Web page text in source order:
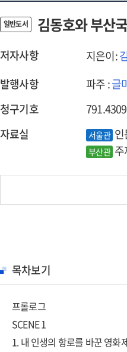
일반도서 김동호와 부산
저자사항 지은이:
발행사항 파주 :글
청구기호
자료실
서울관
부산관
목차보기
프롤로그
SCENE 1
1. 내 인생의 항로를 바꾼 영화